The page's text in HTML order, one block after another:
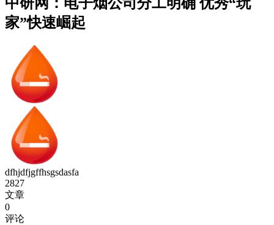
中研网：电子烟公司分工明确 优秀“玩
家”快速崛起
dfhjdfjgffhsgsdasfa
2827
文章
0
评论